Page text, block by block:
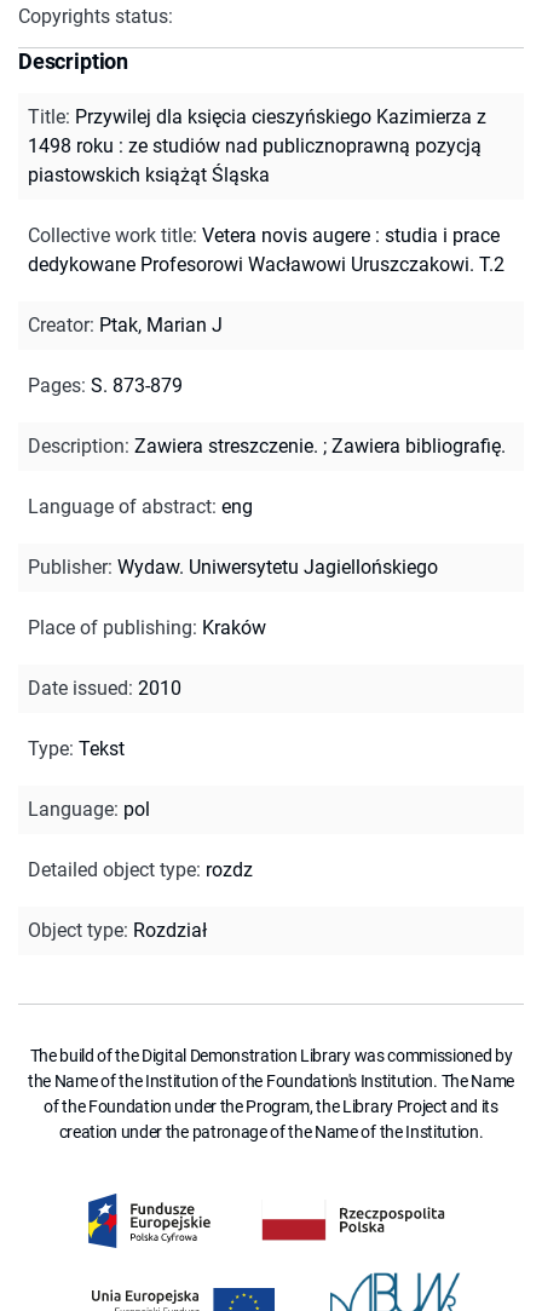
Copyrights status:
Description
Title: Przywilej dla księcia cieszyńskiego Kazimierza z
1498 roku : ze studiów nad publicznoprawną pozycją
piastowskich książąt Śląska
Collective work title: Vetera novis augere : studia i prace
dedykowane Profesorowi Wacławowi Uruszczakowi. T.2
Creator: Ptak, Marian J
Pages: S. 873-879
Description: Zawiera streszczenie. ; Zawiera bibliografię.
Language of abstract: eng
Publisher: Wydaw. Uniwersytetu Jagiellońskiego
Place of publishing: Kraków
Date issued: 2010
Type: Tekst
Language: pol
Detailed object type: rozdz
Object type: Rozdział
The build of the Digital Demonstration Library was commissioned by
the Name of the Institution of the Foundation's Institution. The Name
of the Foundation under the Program, the Library Project and its
creation under the patronage of the Name of the Institution.